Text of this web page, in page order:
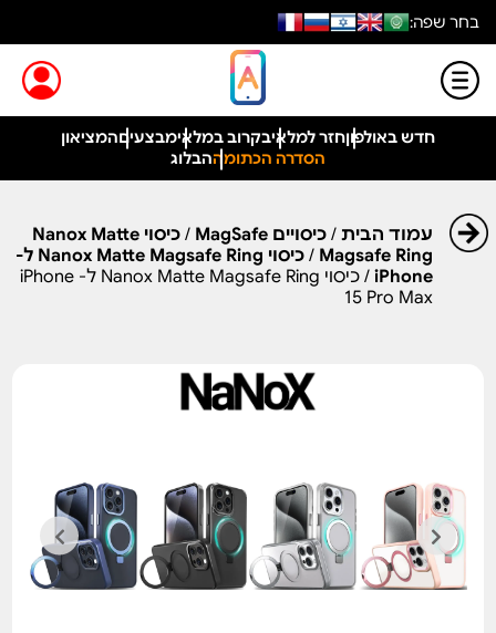
בחר שפה:
חדש באולפוןחזר למלאיבקרוב במלאימבצעיםהמציאון
הסדרה הכתומההבלוג
עמוד הבית/ כיסויים MagSafe /
כיסוי Nanox Matte
Magsafe Ring
/
כיסוי Nanox Matte Magsafe Ring ל-
iPhone
/ כיסוי Nanox Matte Magsafe Ring ל- iPhone
15 Pro Max